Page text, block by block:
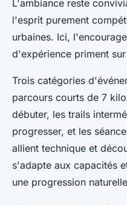
L'ambiance reste
l'esprit purement
urbaines. Ici,
d'expérience priment
Trois catégories
parcours courts de 7
débuter, les trails
progresser, et les
allient technique et
s'adapte aux capacités
une progression